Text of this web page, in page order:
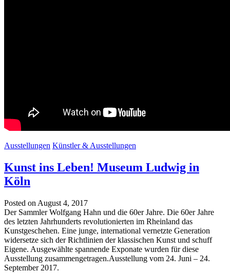
Ausstellungen Künstler & Ausstellungen
Kunst ins Leben! Museum Ludwig in
Köln
Posted on August 4, 2017
Der Sammler Wolfgang Hahn und die 60er Jahre. Die 60er Jahre
des letzten Jahrhunderts revolutionierten im Rheinland das
Kunstgeschehen. Eine junge, international vernetzte Generation
widersetze sich der Richtlinien der klassischen Kunst und schuff
Eigene. Ausgewählte spannende Exponate wurden für diese
Ausstellung zusammengetragen.Ausstellung vom 24. Juni – 24.
September 2017.